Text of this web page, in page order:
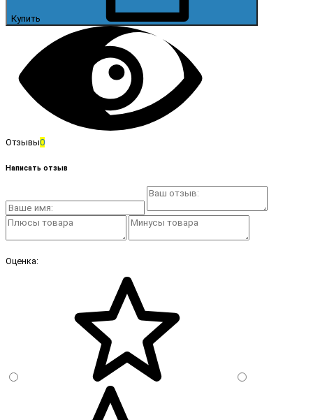
Купить
Отзывы0
Написать отзыв
Оценка: